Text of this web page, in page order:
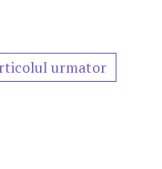
urmator